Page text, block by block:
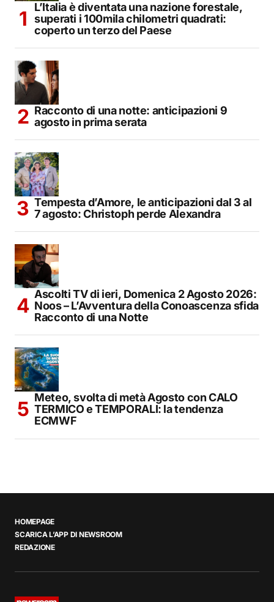
L’Italia è diventata una nazione forestale,
superati i 100mila chilometri quadrati:
coperto un terzo del Paese
Racconto di una notte: anticipazioni 9
agosto in prima serata
Tempesta d’Amore, le anticipazioni dal 3 al
7 agosto: Christoph perde Alexandra
Ascolti TV di ieri, Domenica 2 Agosto 2026:
Noos – L’Avventura della Conoascenza sfida
Racconto di una Notte
Meteo, svolta di metà Agosto con CALO
TERMICO e TEMPORALI: la tendenza
ECMWF
HOMEPAGE
SCARICA L’APP DI NEWSROOM
REDAZIONE